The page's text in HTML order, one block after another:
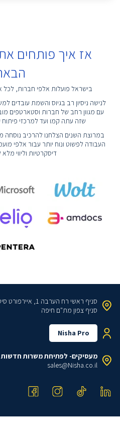
אז איך פותחים
בישראל פועלות אלפי חברות,
לנישה ניסיון רב בגיוס והשמת עובדים
עם מגוון רחב של חברות וסטארטפים
שזה עתה קמו ועד למרכזי
במרוצת השנים הצלחנו להרכיב
העבודה לפשוט ונוח יותר עבור אלפי
דיסקרטיות וליווי
סניף ראשי רח הערבה 1, איירפורט סיטי
סניף צפון מת"ם חיפה
Nisha Pro
מעסיקים- לפתיחת משרות חדשות
sales@Nisha.co.il